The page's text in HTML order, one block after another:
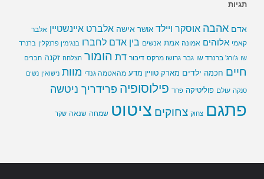
תגיות
אדם אהבה אוסקר ויילד אושר אישה אלברט איינשטיין אלבר
קאמי אלוהים אמונה אמת אנשים בין אדם לחברו בנג'מין פרנקלין ברנרד
שו ג'ורג' ברנרד שו גבר גרושו מרקס דיבור דת הומור הצלחה זקנה חברים
חיים חכמה ילדים מארק טוויין מדע מהאטמה גנדי מוות נישואין נשים
סנקה עולם פוליטיקה פחד פילוסופיה פרידריך ניטשה
פתגם צחוק צחוקים ציטוט שמחה שנאה שקר